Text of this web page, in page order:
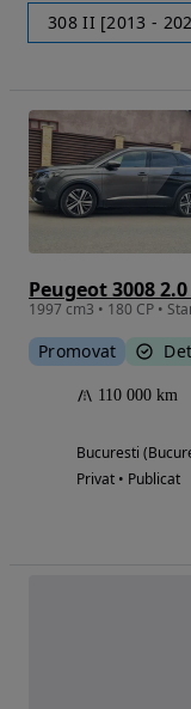
308 II [2013 -
Peugeot 3008 2.0
1997 cm3 • 180 CP •
Promovat
110 000 km
Bucuresti
Privat • Publicat